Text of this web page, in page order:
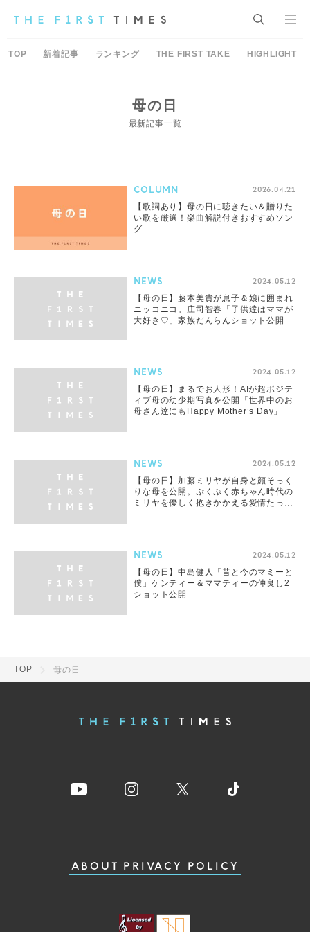
TOP 新着記事 ランキング THE FIRST TAKE HIGHLIGHT
母の日
最新記事一覧
COLUMN 2026.04.21
【歌詞あり】母の日に聴きたい＆贈りた
い歌を厳選！楽曲解説付きおすすめソン
グ
NEWS 2024.05.12
【母の日】藤本美貴が息子＆娘に囲まれ
ニッコニコ。庄司智春「子供達はママが
大好き♡」家族だんらんショット公開
NEWS 2024.05.12
【母の日】まるでお人形！AIが超ポジテ
ィブ母の幼少期写真を公開「世界中のお
母さん達にもHappy Mother’s Day」
NEWS 2024.05.12
【母の日】加藤ミリヤが自身と顔そっく
りな母を公開。ぷくぷく赤ちゃん時代の
ミリヤを優しく抱きかかえる愛情たっぷ
NEWS 2024.05.12
【母の日】中島健人「昔と今のマミーと
僕」ケンティー＆ママティーの仲良し2
ショット公開
TOP 母の日
ABOUT PRIVACY POLICY